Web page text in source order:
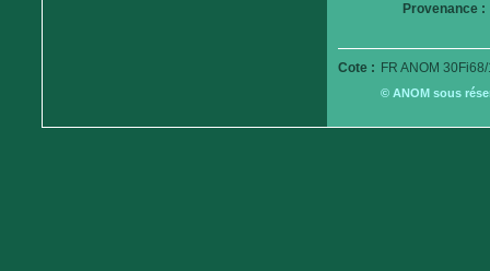
Provenance :
Cote : FR ANOM
© ANOM sous